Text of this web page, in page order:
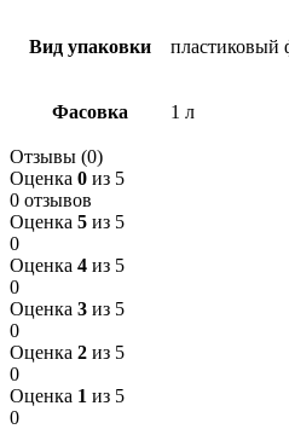
Вид упаковки пластиковый
Фасовка 1 л
Отзывы (0)
Оценка 0 из 5
0 отзывов
Оценка 5 из 5
0
Оценка 4 из 5
0
Оценка 3 из 5
0
Оценка 2 из 5
0
Оценка 1 из 5
0